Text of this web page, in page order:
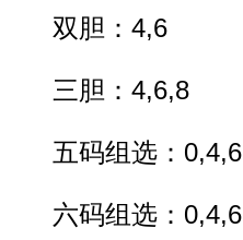
双胆：4,6
三胆：4,6,8
五码组选：
六码组选：
动物系恋人啊